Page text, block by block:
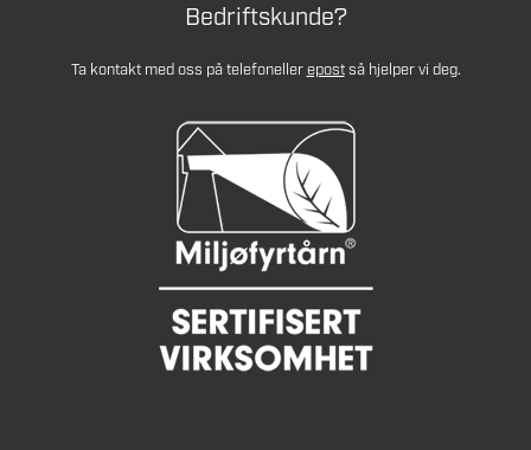
Bedriftskunde?
Ta kontakt med oss på telefonellerepostså hjelper vi deg.